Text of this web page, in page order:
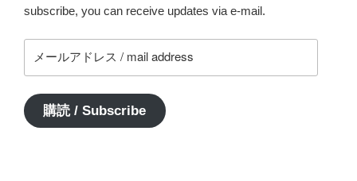
subscribe, you can receive updates via e-mail.
ー
ア
ド
購読 / Subscribe